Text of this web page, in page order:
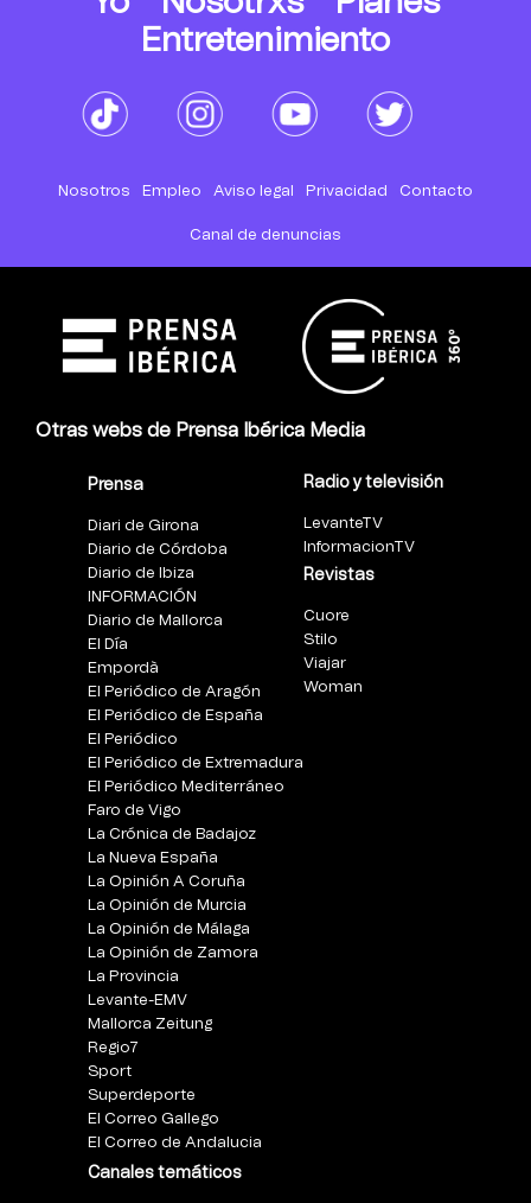
Entretenimiento
Nosotros Empleo Aviso legal Privacidad Contacto
Canal de denuncias
Otras webs de Prensa Ibérica Media
Prensa
Diari de Girona
Diario de Córdoba
Diario de Ibiza
INFORMACIÓN
Diario de Mallorca
El Día
Empordà
El Periódico de Aragón
El Periódico de España
El Periódico
El Periódico de Extremadura
El Periódico Mediterráneo
Faro de Vigo
La Crónica de Badajoz
La Nueva España
La Opinión A Coruña
La Opinión de Murcia
La Opinión de Málaga
La Opinión de Zamora
La Provincia
Levante-EMV
Mallorca Zeitung
Regio7
Sport
Superdeporte
El Correo Gallego
El Correo de Andalucia
Canales temáticos
Radio y televisión
LevanteTV
InformacionTV
Revistas
Cuore
Stilo
Viajar
Woman